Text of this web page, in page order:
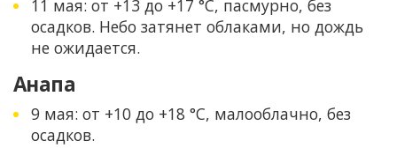
11 мая: от +13 до +17 °C, пасмурно, без
осадков. Небо затянет облаками, но дождь
не ожидается.
Анапа
9 мая: от +10 до +18 °C, малооблачно, без
осадков.